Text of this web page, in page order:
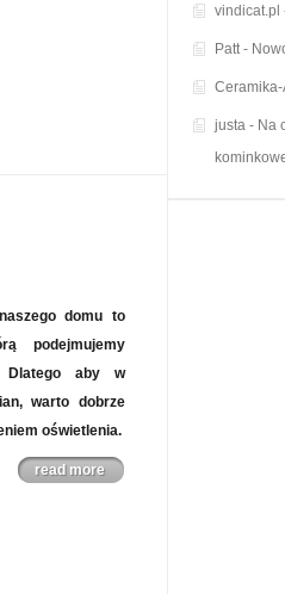
domu to
podejmujemy
Dlatego aby w
warto dobrze
oświetlenia.
read more
vindicat.pl
Patt-
Ceramika-
justa - Na